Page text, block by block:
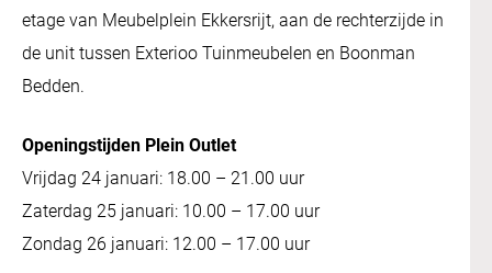
etage van Meubelplein Ekkersrijt, aan de rechterzijde in
de unit tussen Exterioo Tuinmeubelen en Boonman
Bedden.
Openingstijden Plein Outlet
Vrijdag 24 januari: 18.00 – 21.00 uur
Zaterdag 25 januari: 10.00 – 17.00 uur
Zondag 26 januari: 12.00 – 17.00 uur